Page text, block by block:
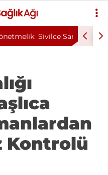
Çıktı: Ameliyattan 60 Baş
Kontrolü